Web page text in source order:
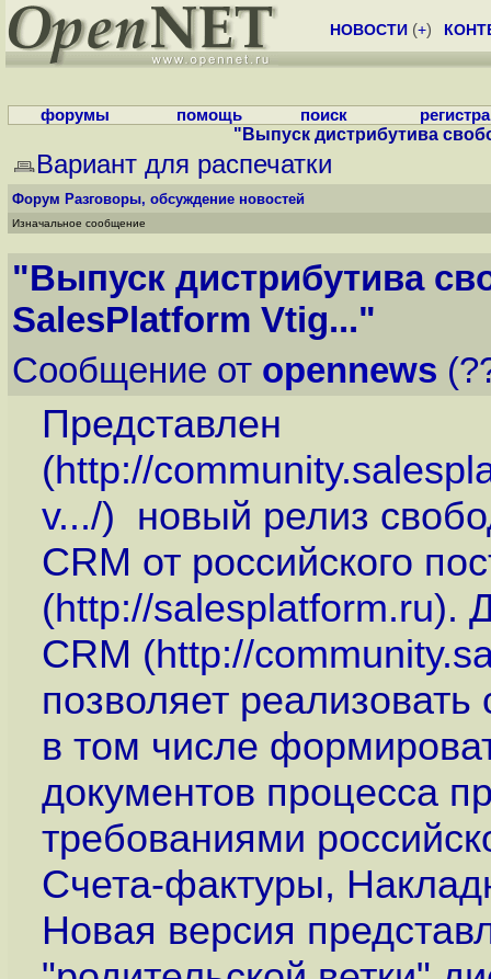
НОВОСТИ (+)
форумы помощь поиск
"Выпуск дистрибутива
Вариант для распечатки
Форум Разговоры, обсуждение новостей
Изначальное сообщение
"Выпуск дистрибутива
SalesPlatform Vtig..."
Сообщение от opennews
Представлен
(http://
v.../) новый релиз
CRM от российского
(http://salesplatform.ru).
CRM (http://
позволяет
в том числе
документов процесса
требованиями
Счета-фактуры,
Новая версия